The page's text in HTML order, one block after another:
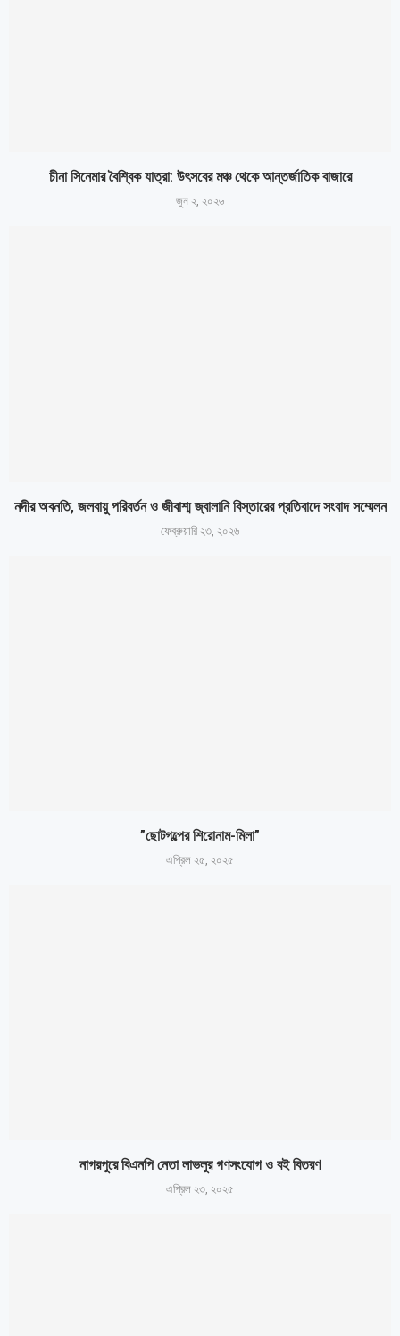
চীনা সিনেমার বৈশ্বিক যাত্রা: উৎসবের মঞ্চ থেকে আন্তর্জাতিক বাজারে
জুন ২, ২০২৬
নদীর অবনতি, জলবায়ু পরিবর্তন ও জীবাশ্ম জ্বালানি বিস্তারের প্রতিবাদে সংবাদ সম্মেলন
ফেব্রুয়ারি ২৩, ২০২৬
”ছোটগল্পের শিরোনাম-মিলা”
এপ্রিল ২৫, ২০২৫
নাগরপুরে বিএনপি নেতা লাভলুর গণসংযোগ ও বই বিতরণ
এপ্রিল ২৩, ২০২৫